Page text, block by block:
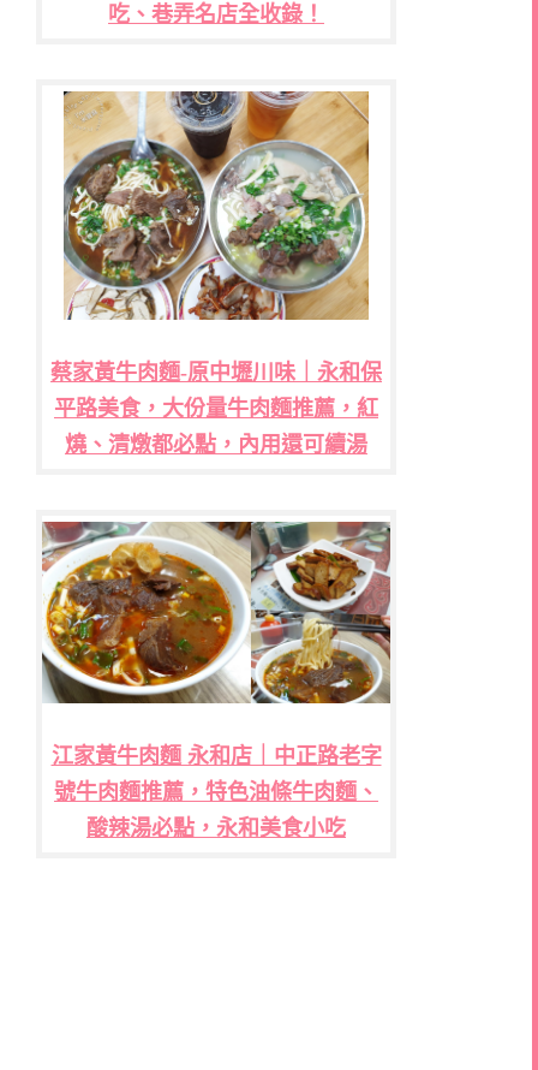
吃、巷弄名店全收錄！
蔡家黃牛肉麵-原中壢川味｜永和保
平路美食，大份量牛肉麵推薦，紅
燒、清燉都必點，內用還可續湯
江家黃牛肉麵 永和店｜中正路老字
號牛肉麵推薦，特色油條牛肉麵、
酸辣湯必點，永和美食小吃